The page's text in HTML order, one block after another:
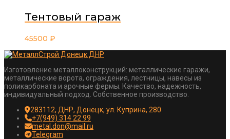
Тентовый гараж
45500 ₽
Изготовление металлоконструкций: металлические гаражи,
металлические ворота, ограждения, лестницы, навесы из
поликарбоната и арочные фермы. Качество, надежность,
индивидуальный подход. Собственное производство.
283112, ДНР, Донецк, ул. Куприна, 280
+7(949) 314 22 99
metal.don@mail.ru
Telegram